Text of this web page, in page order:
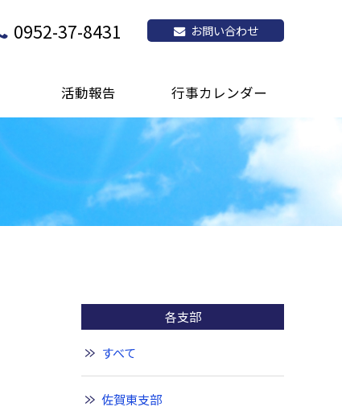
0952-37-8431 お問い合わせ
活動報告 行事カレンダー
各支部
すべて
佐賀東支部